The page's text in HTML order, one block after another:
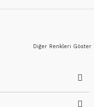
Diğer Renkleri Göster